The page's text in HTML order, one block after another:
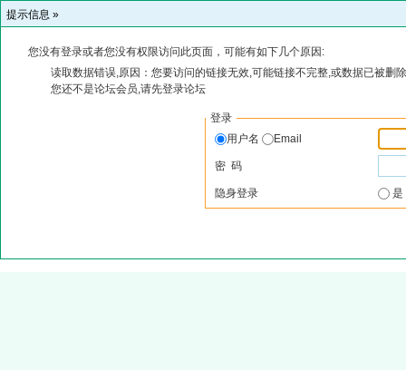
提示信息 »
您没有登录或者您没有权限访问此页面，可能有如下几个原因:
读取数据错误,原因：您要访问的链接无效,可能链接不完整,或数据已被删
您还不是论坛会员,请先登录论坛
登录
用户名
Email
密 码
隐身登录